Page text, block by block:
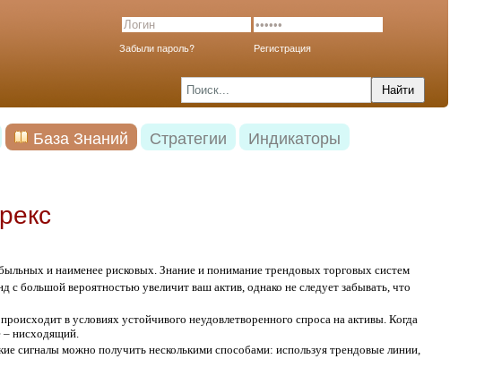
Забыли пароль? Регистрация
База Знаний Стратегии Индикаторы
и наименее рисковых. Знание и понимание трендовых торговых систем
большой вероятностью увеличит ваш актив, однако не следует забывать, что
в условиях устойчивого неудовлетворенного спроса на активы. Когда
– нисходящий.
сигналы можно получить несколькими способами: используя трендовые линии,